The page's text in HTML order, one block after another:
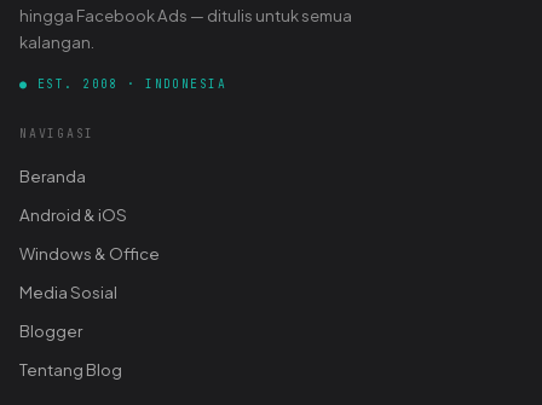
hingga Facebook Ads — ditulis untuk semua
kalangan.
● EST. 2008 · INDONESIA
NAVIGASI
Beranda
Android & iOS
Windows & Office
Media Sosial
Blogger
Tentang Blog